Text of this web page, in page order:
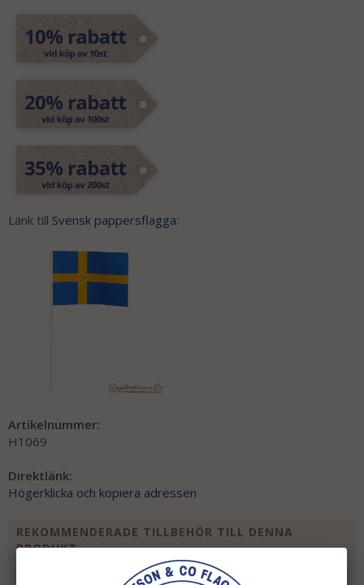
Länk till Svensk pappersflagga:
Artikelnummer:
H1069
Direktlänk:
Högerklicka och kopiera adressen
REKOMMENDERADE TILLBEHÖR TILL DENNA
PRODUKT